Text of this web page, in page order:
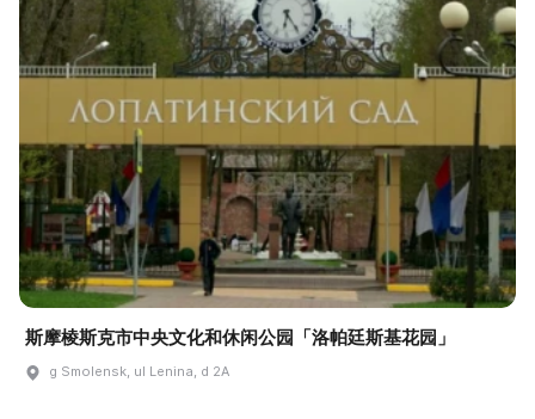
斯摩棱斯克市中央文化和休闲公园「洛帕廷斯基花园」
g Smolensk, ul Lenina, d 2A